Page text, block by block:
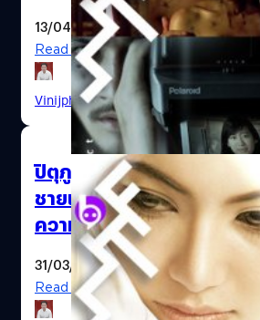
Thai Films หนังไทย
13/04/2020
Read More
Vinijphat Kanyapong | 2308 days ago
ปิตุภูมิได้ชื่อใหม่ “ราชิดา”
ชายแดนใต้ที่ถูกแบน 7 ปี จุด
ความรัก “เวียร์-เบลล่า”
31/03/2020
Read More